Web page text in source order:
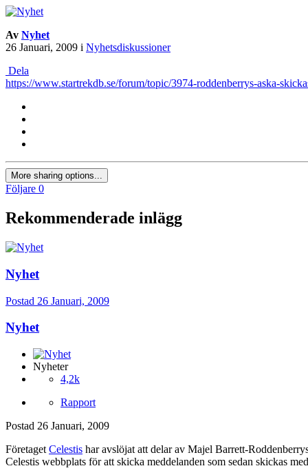
Av Nyhet
26 Januari, 2009 i Nyhetsdiskussioner
Dela
https://www.startrekdb.se/forum/topic/3974-roddenberrys-aska-
More sharing options...
Följare 0
Rekommenderade inlägg
Nyhet
Postad 26 Januari, 2009
Nyhet
Nyheter
4,2k
Rapport
Postad 26 Januari, 2009
Företaget Celestis har avslöjat att delar av Majel Barrett-
Celestis webbplats för att skicka meddelanden som sedan skickas